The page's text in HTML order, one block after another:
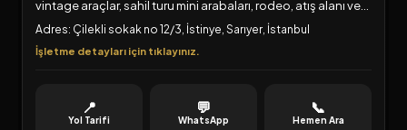
vintage araçlar, sahil turu mini arabaları, rodeo, atış alanı ve
kafesiyle her yaştan maceracıyı bekliyor!
Adres: Çilekli sokak no 12/3, İstinye, Sarıyer, İstanbul
İşletme detayları için tıklayınız.
📍
Yol Tarifi
💬
WhatsApp
📞
Hemen Ara